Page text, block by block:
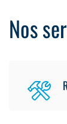
Nos